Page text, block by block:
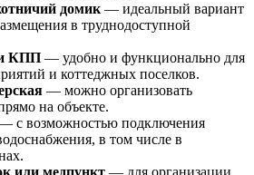
домик — идеальный вариант
в труднодоступной
КПП — удобно и функционально для
и коттеджных поселков.
— можно организовать
на объекте.
с возможностью подключения
в том числе в